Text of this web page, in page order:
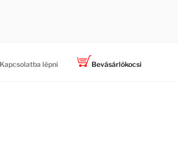
Kapcsolatba lépni Bevásárlókocsi